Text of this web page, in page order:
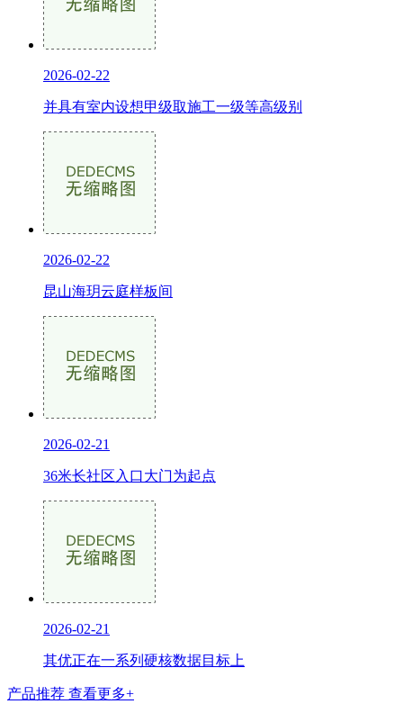
2026-02-22
并具有室内设想甲级取施工一级等高级别
2026-02-22
昆山海玥云庭样板间
2026-02-21
36米长社区入口大门为起点
2026-02-21
其优正在一系列硬核数据目标上
产品推荐 查看更多+